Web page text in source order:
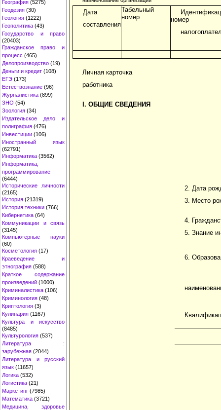
География (5275)
Геодезия (30)
Геология (1222)
Геополитика (43)
Государство и право
(20403)
Гражданское право и
процесс (465)
Делопроизводство (19)
Деньги и кредит (108)
ЕГЭ (173)
Естествознание (96)
Журналистика (899)
ЗНО (54)
Зоология (34)
Издательское дело и
полиграфия (476)
Инвестиции (106)
Иностранный язык
(62791)
Информатика (3562)
Информатика,
программирование
(6444)
Исторические личности
(2165)
История (21319)
История техники (766)
Кибернетика (64)
Коммуникации и связь
(3145)
Компьютерные науки
(60)
Косметология (17)
Краеведение и
этнография (588)
Краткое содержание
произведений (1000)
Криминалистика (106)
Криминология (48)
Криптология (3)
Кулинария (1167)
Культура и искусство
(8485)
Культурология (537)
Литература :
зарубежная (2044)
Литература и русский
язык (11657)
Логика (532)
Логистика (21)
Маркетинг (7985)
Математика (3721)
Медицина, здоровье
Дата
составления
Табельный
номер
номер
Личная карточка
работника
I. ОБЩИЕ СВЕДЕНИЯ
2. Дата
3. Место
4.
5. Знание
6.